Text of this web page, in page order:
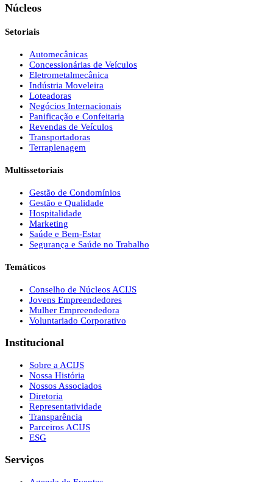
Núcleos
Setoriais
Automecânicas
Concessionárias de Veículos
Eletrometalmecânica
Indústria Moveleira
Loteadoras
Negócios Internacionais
Panificação e Confeitaria
Revendas de Veículos
Transportadoras
Terraplenagem
Multissetoriais
Gestão de Condomínios
Gestão e Qualidade
Hospitalidade
Marketing
Saúde e Bem-Estar
Segurança e Saúde no Trabalho
Temáticos
Conselho de Núcleos ACIJS
Jovens Empreendedores
Mulher Empreendedora
Voluntariado Corporativo
Institucional
Sobre a ACIJS
Nossa História
Nossos Associados
Diretoria
Representatividade
Transparência
Parceiros ACIJS
ESG
Serviços